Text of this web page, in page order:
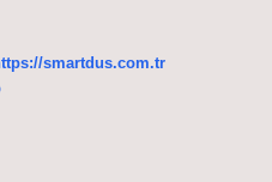
smartdus.com.tr